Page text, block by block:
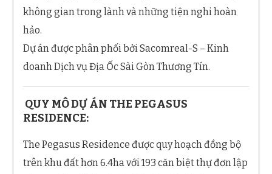
không gian trong lành và những tiện nghi hoàn
hảo.
Dự án được phân phối bởi Sacomreal-S – Kinh
doanh Dịch vụ Địa Ốc Sài Gòn Thương Tín.
QUY MÔ DỰ ÁN THE PEGASUS
RESIDENCE:
The Pegasus Residence được quy hoạch đồng bộ
trên khu đất hơn 6.4ha với 193 căn biệt thự đơn lập